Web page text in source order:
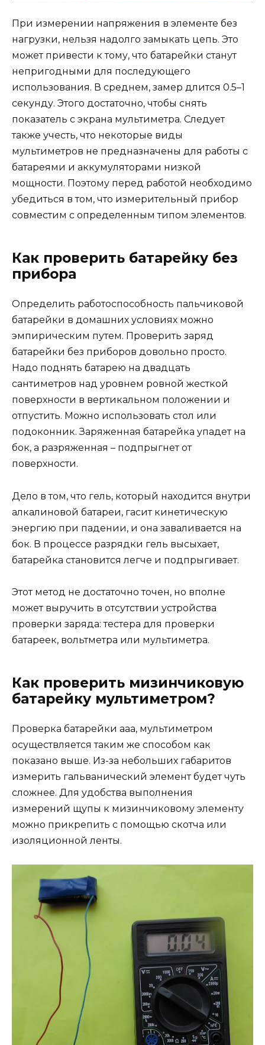
При измерении напряжения в элементе без
нагрузки, нельзя надолго замыкать цепь. Это
может привести к тому, что батарейки станут
непригодными для последующего
использования. В среднем, замер длится 0.5–1
секунду. Этого достаточно, чтобы снять
показатель с экрана мультиметра. Следует
также учесть, что некоторые виды
мультиметров не предназначены для работы с
батареями и аккумуляторами низкой
мощности. Поэтому перед работой необходимо
убедиться в том, что измерительный прибор
совместим с определенным типом элементов.
Как проверить батарейку без
прибора
Определить работоспособность пальчиковой
батарейки в домашних условиях можно
эмпирическим путем. Проверить заряд
батарейки без приборов довольно просто.
Надо поднять батарею на двадцать
сантиметров над уровнем ровной жесткой
поверхности в вертикальном положении и
отпустить. Можно использовать стол или
подоконник. Заряженная батарейка упадет на
бок, а разряженная – подпрыгнет от
поверхности.
Дело в том, что гель, который находится внутри
алкалиновой батареи, гасит кинетическую
энергию при падении, и она заваливается на
бок. В процессе разрядки гель высыхает,
батарейка становится легче и подпрыгивает.
Этот метод не достаточно точен, но вполне
может выручить в отсутствии устройства
проверки заряда: тестера для проверки
батареек, вольтметра или мультиметра.
Как проверить мизинчиковую
батарейку мультиметром?
Проверка батарейки ааа, мультиметром
осуществляется таким же способом как
показано выше. Из-за небольших габаритов
измерить гальванический элемент будет чуть
сложнее. Для удобства выполнения
измерений щупы к мизинчиковому элементу
можно прикрепить с помощью скотча или
изоляционной ленты.